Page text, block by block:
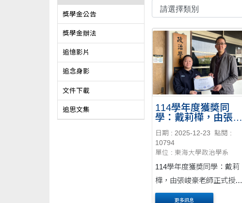
獎學金公告
獎學金辦法
追憶影片
追念身影
文件下載
追思文集
114學年度獲奬同
學：戴莉樺，由張峻
日期 : 2025-12-23
點閱 :
10794
單位 : 東海大學政治學系
114學年度獲奬同學：戴莉
樺，由張峻豪老師正式授
奬。
更多訊息